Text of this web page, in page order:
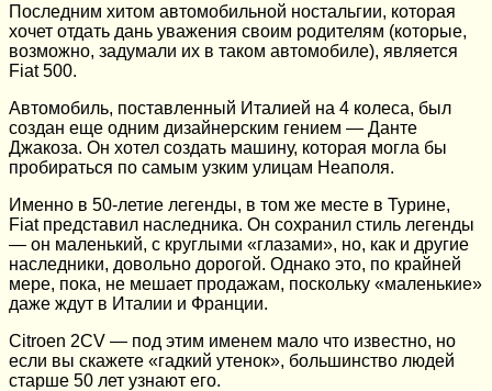
Последним хитом автомобильной ностальгии, которая
хочет отдать дань уважения своим родителям (которые,
возможно, задумали их в таком автомобиле), является
Fiat 500.
Автомобиль, поставленный Италией на 4 колеса, был
создан еще одним дизайнерским гением — Данте
Джакоза. Он хотел создать машину, которая могла бы
пробираться по самым узким улицам Неаполя.
Именно в 50-летие легенды, в том же месте в Турине,
Fiat представил наследника. Он сохранил стиль легенды
— он маленький, с круглыми «глазами», но, как и другие
наследники, довольно дорогой. Однако это, по крайней
мере, пока, не мешает продажам, поскольку «маленькие»
даже ждут в Италии и Франции.
Citroen 2CV — под этим именем мало что известно, но
если вы скажете «гадкий утенок», большинство людей
старше 50 лет узнают его.